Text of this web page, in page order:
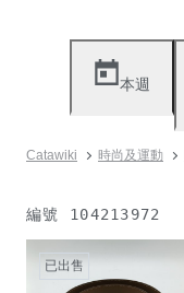
本週
Catawiki 時尚及運動
編號 104213972
已出售